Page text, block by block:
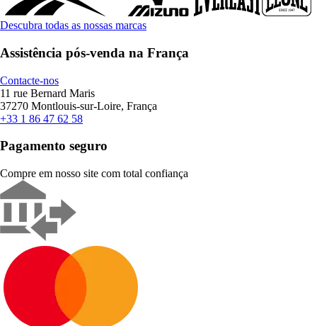
Descubra todas as nossas marcas
Assistência pós-venda na França
Contacte-nos
11 rue Bernard Maris
37270 Montlouis-sur-Loire, França
+33 1 86 47 62 58
Pagamento seguro
Compre em nosso site com total confiança